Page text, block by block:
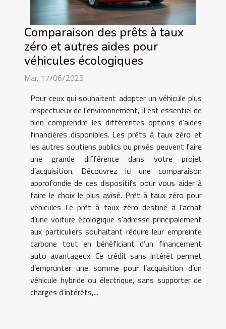
Comparaison des prêts à taux
zéro et autres aides pour
véhicules écologiques
Mar. 17/06/2025
Pour ceux qui souhaitent adopter un véhicule plus
respectueux de l’environnement, il est essentiel de
bien comprendre les différentes options d’aides
financières disponibles. Les prêts à taux zéro et
les autres soutiens publics ou privés peuvent faire
une grande différence dans votre projet
d’acquisition. Découvrez ici une comparaison
approfondie de ces dispositifs pour vous aider à
faire le choix le plus avisé. Prêt à taux zéro pour
véhicules Le prêt à taux zéro destiné à l’achat
d’une voiture écologique s’adresse principalement
aux particuliers souhaitant réduire leur empreinte
carbone tout en bénéficiant d’un financement
auto avantageux. Ce crédit sans intérêt permet
d’emprunter une somme pour l’acquisition d’un
véhicule hybride ou électrique, sans supporter de
charges d’intérêts,...